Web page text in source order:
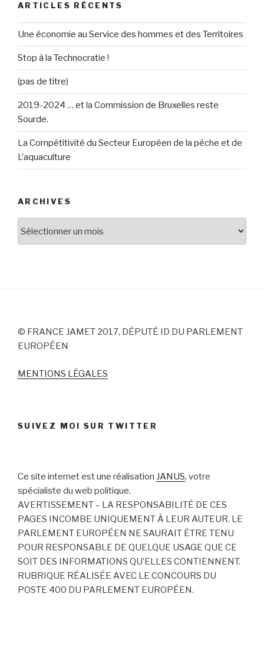
ARTICLES RÉCENTS
Une économie au Service des hommes et des Territoires
Stop à la Technocratie !
(pas de titre)
2019-2024 … et la Commission de Bruxelles reste
Sourde.
La Compétitivité du Secteur Européen de la pêche et de
L’aquaculture
ARCHIVES
© FRANCE JAMET 2017, DÉPUTÉ ID DU PARLEMENT
EUROPÉEN
MENTIONS LÉGALES
SUIVEZ MOI SUR TWITTER
Ce site internet est une réalisation JANUS, votre
spécialiste du web politique.
AVERTISSEMENT – LA RESPONSABILITÉ DE CES
PAGES INCOMBE UNIQUEMENT À LEUR AUTEUR. LE
PARLEMENT EUROPÉEN NE SAURAIT ÊTRE TENU
POUR RESPONSABLE DE QUELQUE USAGE QUE CE
SOIT DES INFORMATIONS QU’ELLES CONTIENNENT.
RUBRIQUE RÉALISÉE AVEC LE CONCOURS DU
POSTE 400 DU PARLEMENT EUROPÉEN.